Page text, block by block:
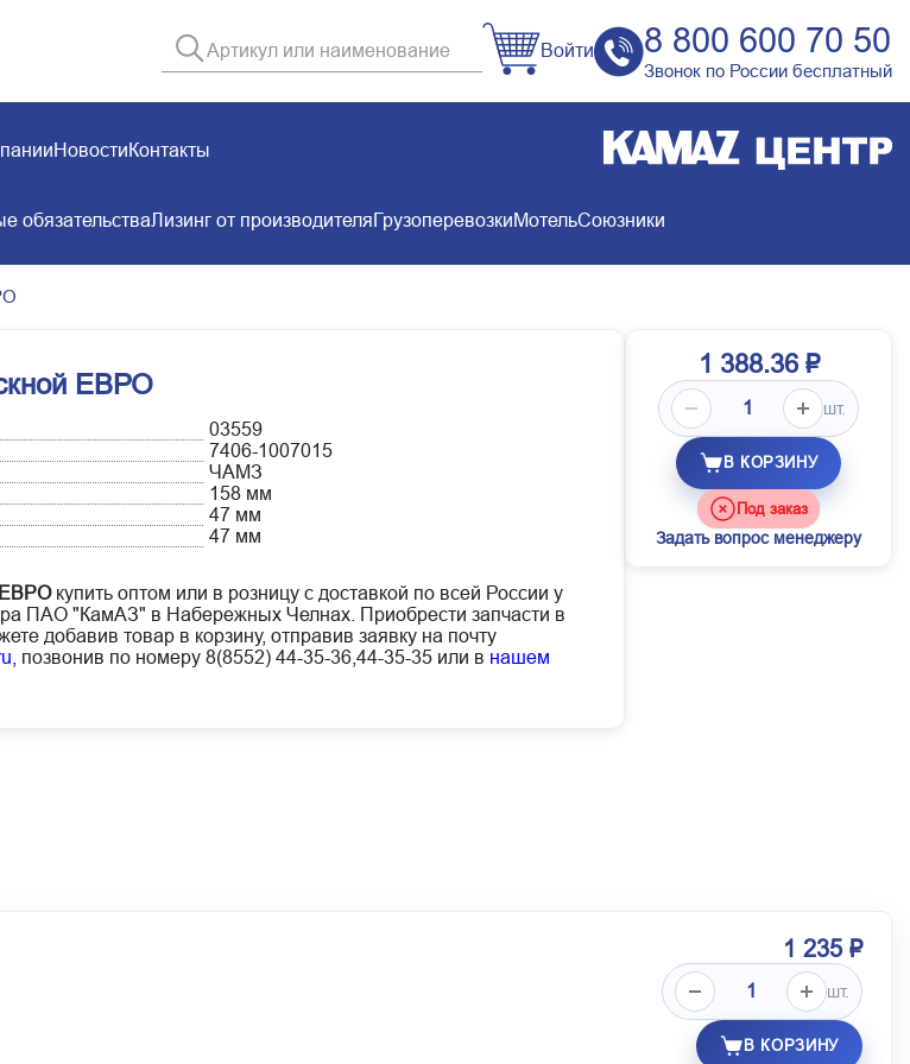
Войти 8 800 600 70 50
Звонок по России бесплатный
НовостиКонтакты
обязательстваЛизинг от производителяГрузоперевозкиМотельСоюзники
ЕВРО
03559
7406-1007015
ЧАМЗ
158 мм
47 мм
47 мм
ЕВРОкупить оптом или в розницу с доставкой по всей России у
ПАО "КамАЗ" в Набережных Челнах. Приобрести запчасти в
добавив товар в корзину, отправив заявку на почту
позвонив по номеру 8(8552) 44-35-36,44-35-35 или в нашем
1 388.36 ₽
шт.
В КОРЗИНУ
Под заказ
Задать вопрос менеджеру
1 235 ₽
шт.
В КОРЗИНУ